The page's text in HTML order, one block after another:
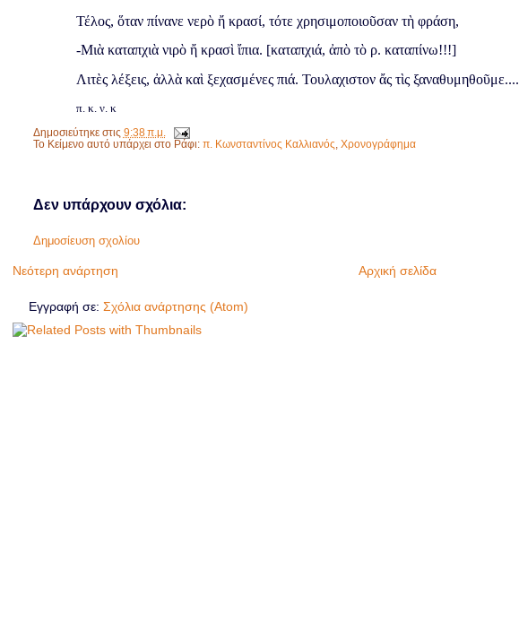
Τέλος, ὅταν πίνανε νερὸ ἤ κρασί, τότε χρησιμοποιοῦσαν τὴ φράση,
-Μιὰ καταπχιὰ νιρὸ ἤ κρασὶ ἴπια. [καταπχιά, ἀπὸ τὸ ρ. καταπίνω!!!]
Λιτὲς λέξεις, ἀλλὰ καὶ ξεχασμένες πιά. Τουλαχιστον ἄς τὶς ξαναθυμηθοῦμε....
π. κ. ν. κ
Δημοσιεύτηκε στις 9:38 π.μ.
Το Κείμενο αυτό υπάρχει στο Ράφι: π. Κωνσταντίνος Καλλιανός Χρονογράφημα
Δεν υπάρχουν σχόλια:
Δημοσίευση σχολίου
Νεότερη ανάρτηση Αρχική σελίδα
Εγγραφή σε: Σχόλια ανάρτησης (Atom)